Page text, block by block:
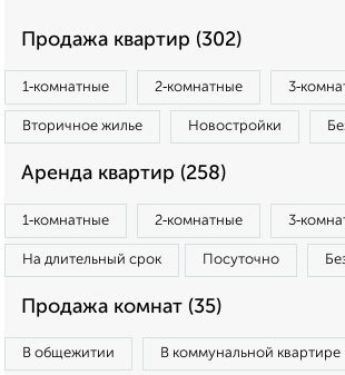
Продажа квартир (302)
1‑комнатные 2‑комнатные
Вторичное жилье Новостройки
Аренда квартир (258)
1‑комнатные 2‑комнатные
На длительный срок Посуточно
Продажа комнат (35)
В общежитии В коммунальной квартире